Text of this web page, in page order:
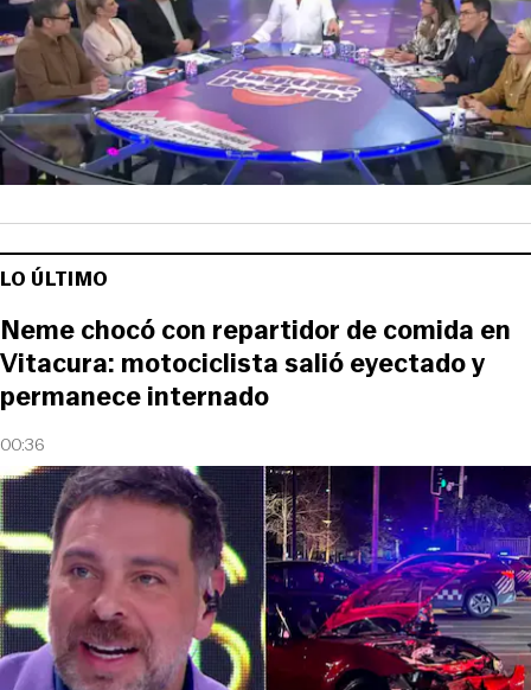
LO ÚLTIMO
00:36
Neme chocó con repartidor de comida en
Vitacura: motociclista salió eyectado y
permanece internado